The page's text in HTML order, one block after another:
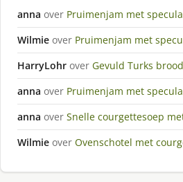
anna over Pruimenjam met
Wilmie over Pruimenjam met
HarryLohr over Gevuld Turks brood
anna over Pruimenjam met
anna over Snelle courgettesoep
Wilmie over Ovenschotel met